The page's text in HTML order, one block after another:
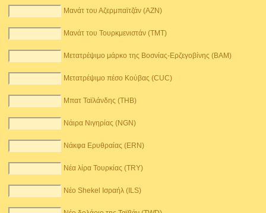
Μανάτ του Αζερμπαϊτζάν (AZN)
Μανάτ του Τουρκμενιστάν (TMT)
Μετατρέψιμο μάρκο της Βοσνίας-Ερζεγοβίνης (BAM)
Μετατρέψιμο πέσο Κούβας (CUC)
Μπατ Ταϊλάνδης (THB)
Νάιρα Νιγηρίας (NGN)
Νάκφα Ερυθραίας (ERN)
Νέα λίρα Τουρκίας (TRY)
Νέο Shekel Ισραήλ (ILS)